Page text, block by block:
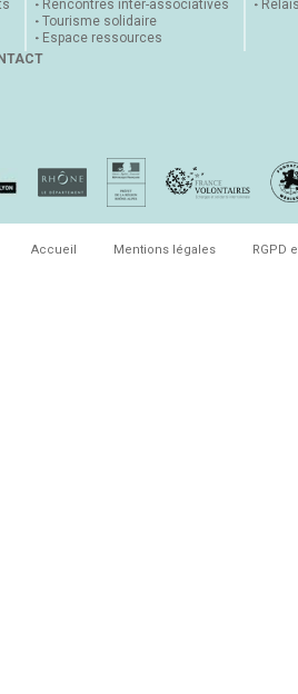
Rencontres inter-associatives
Tourisme solidaire
Espace ressources
Accueil Mentions légales RGPD